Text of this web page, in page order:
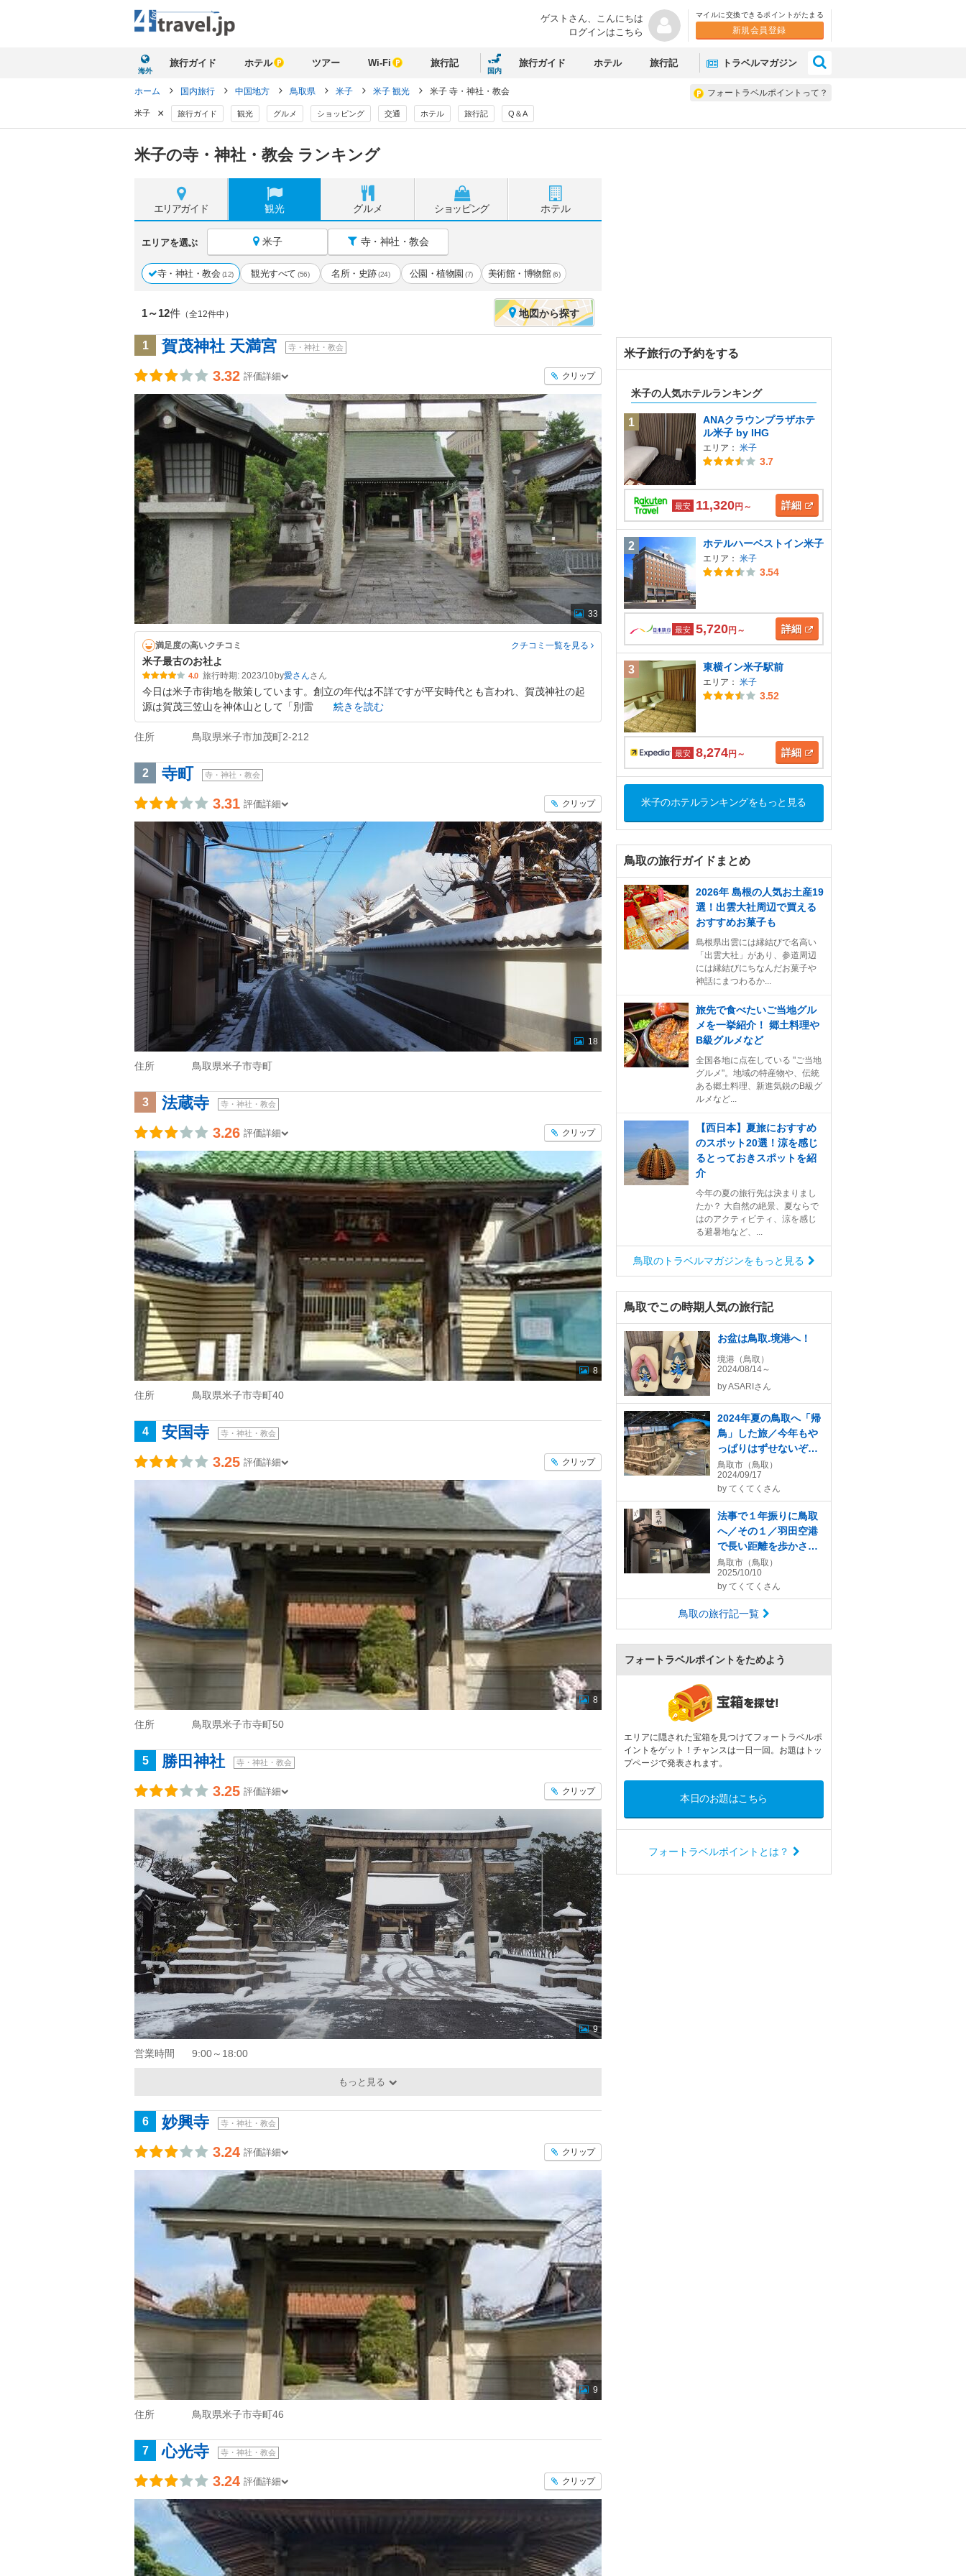
ゲストさん、 こんにちは
ログインはこちら
マイルに交換できるポイントがたまる
新規会員登録
海外
旅行ガイド ホテル ツアー Wi-Fi 旅行記
国内
旅行ガイド ホテル 旅行記 トラベルマガジン
フォートラベルポイントって？
ホーム 国内旅行 中国地方 鳥取県 米子 米子 観光 米子 寺・神社・教会
米子 × 旅行ガイド 観光 グルメ ショッピング 交通 ホテル 旅行記 Q＆A
米子の寺・神社・教会 ランキング
エリアガイド 観光 グルメ ショッピング ホテル
エリアを選ぶ 米子 寺・神社・教会
寺・神社・教会 (12) 観光すべて (56) 名所・史跡 (24) 公園・植物園 (7) 美術館・博物館 (6)
1～12件 （全12件中） 地図から探す
1 賀茂神社 天満宮 寺・神社・教会
3.32 評価詳細 クリップ
33
満足度の高いクチコミ クチコミ一覧を見る
米子最古のお社よ
4.0 旅行時期: 2023/10by愛さん
今日は米子市街地を散策しています。創立の年代は不詳ですが平安時代とも言われ、賀茂神社の起
源は賀茂三笠山を神体山として「別雷
続きを読む
住所 鳥取県米子市加茂町2-212
2 寺町 寺・神社・教会
3.31 評価詳細 クリップ
18
住所 鳥取県米子市寺町
3 法蔵寺 寺・神社・教会
3.26 評価詳細 クリップ
8
住所 鳥取県米子市寺町40
4 安国寺 寺・神社・教会
3.25 評価詳細 クリップ
8
住所 鳥取県米子市寺町50
5 勝田神社 寺・神社・教会
3.25 評価詳細 クリップ
9
営業時間 9:00～18:00
もっと見る
6 妙興寺 寺・神社・教会
3.24 評価詳細 クリップ
9
住所 鳥取県米子市寺町46
7 心光寺 寺・神社・教会
3.24 評価詳細 クリップ
米子旅行の予約をする
米子の人気ホテルランキング
1
ANAクラウンプラザホテ
ル米子 by IHG
エリア： 米子
3.7
最安 11,320円～ 詳細
2 ホテルハーベストイン米子
エリア： 米子
3.54
最安 5,720円～ 詳細
3 東横イン米子駅前
エリア： 米子
3.52
最安 8,274円～ 詳細
米子のホテルランキングをもっと見る
鳥取の旅行ガイドまとめ
2026年 島根の人気お土産19
選！出雲大社周辺で買える
おすすめお菓子も
島根県出雲には縁結びで名高い
「出雲大社」があり、参道周辺
には縁結びにちなんだお菓子や
神話にまつわるか...
旅先で食べたいご当地グル
メを一挙紹介！ 郷土料理や
B級グルメなど
全国各地に点在している "ご当地
グルメ"。地域の特産物や、伝統
ある郷土料理、新進気鋭のB級グ
ルメなど...
【西日本】夏旅におすすめ
のスポット20選！涼を感じ
るとっておきスポットを紹
介
今年の夏の旅行先は決まりまし
たか？ 大自然の絶景、夏ならで
はのアクティビティ、涼を感じ
る避暑地など、...
鳥取のトラベルマガジンをもっと見る
鳥取でこの時期人気の旅行記
お盆は鳥取.境港へ！
境港（鳥取）
2024/08/14～
byASARIさん
2024年夏の鳥取へ「帰
鳥」した旅／今年もや
っぱりはずせないぞ！
鳥取砂丘前の砂の美術
館「砂で世界旅行・フ
ランス編」へ
鳥取市（鳥取）
2024/09/17
by てくてくさん
法事で１年振りに鳥取
へ／その１／羽田空港
で長い距離を歩かされ
て乗機し、帰鳥後に
「まつやホルモン店」
でホルモン焼きそばを
堪能
鳥取市（鳥取）
2025/10/10
by てくてくさん
鳥取の旅行記一覧
フォートラベルポイントをためよう
エリアに隠された宝箱を見つけてフォートラベルポ
イントをゲット！チャンスは一日一回。お題はトッ
プページで発表されます。
本日のお題はこちら
フォートラベルポイントとは？